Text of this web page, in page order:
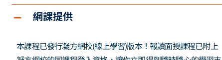
網課提供
本課程已發行凝方網校(線上學習)版本！報讀面授課程已附上